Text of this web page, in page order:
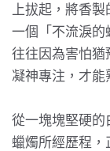
上拔起，將香製
一個「不流淚的
往往因為害怕猶
凝神專注，才能
從一塊塊堅硬的
蠟燭所經歷程，